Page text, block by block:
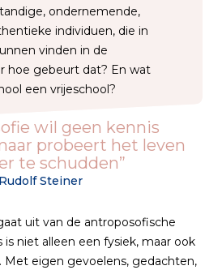
ondernemende,
individuen, die in
vinden in de
hoe gebeurt dat? En wat
een vrijeschool?
wil geen kennis
probeert het leven
te schudden
Rudolf Steiner
uit van de antroposofische
niet alleen een fysiek, maar ook
Met eigen gevoelens, gedachten,